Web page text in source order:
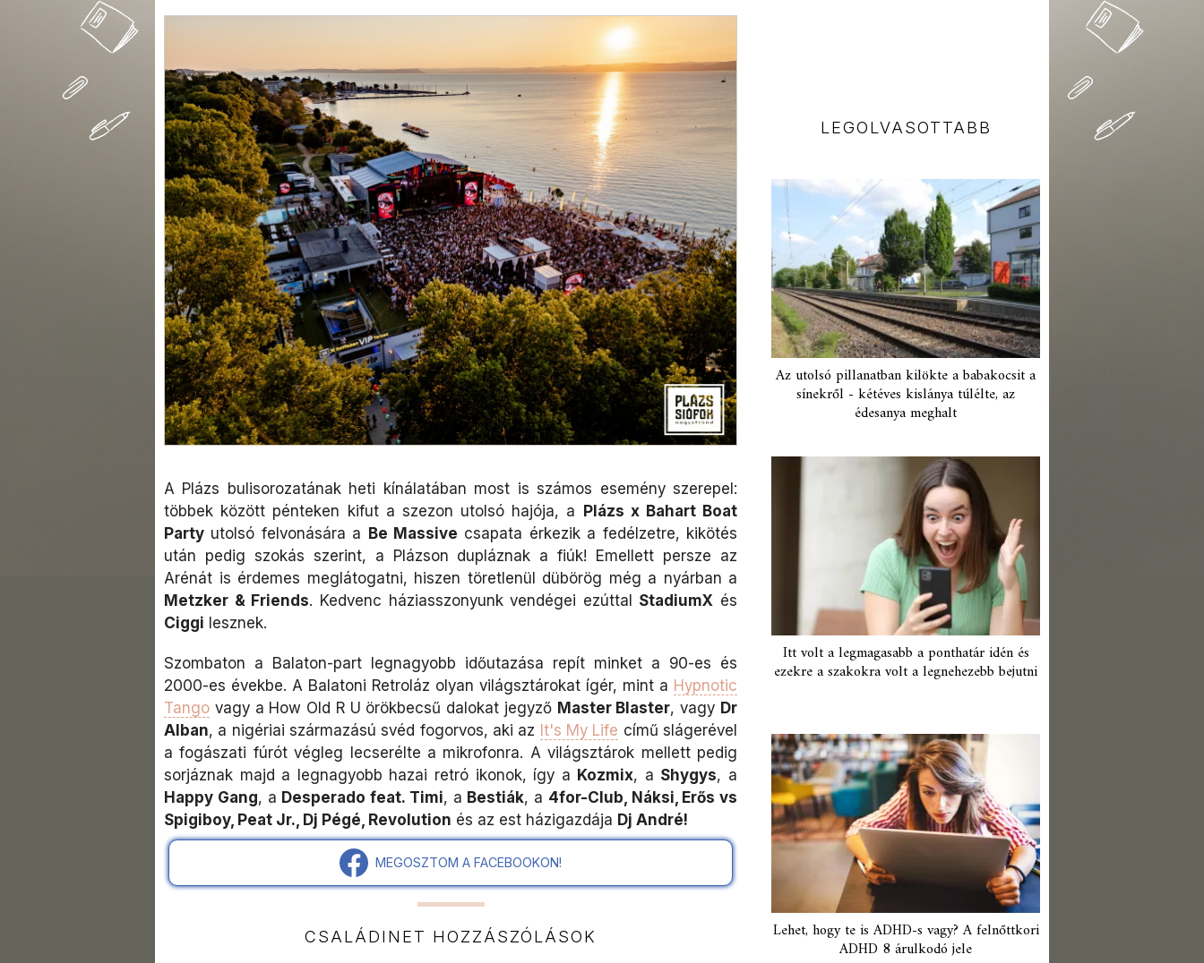
A Plázs bulisorozatának heti kínálatában most is számos esemény szerepel:
többek között pénteken kifut a szezon utolsó hajója, a Plázs x Bahart Boat
Party utolsó felvonására a Be Massive csapata érkezik a fedélzetre, kikötés
után pedig szokás szerint, a Plázson dupláznak a fiúk! Emellett persze az
Arénát is érdemes meglátogatni, hiszen töretlenül dübörög még a nyárban a
Metzker & Friends. Kedvenc háziasszonyunk vendégei ezúttal StadiumX és
Ciggi lesznek.
Szombaton a Balaton-part legnagyobb időutazása repít minket a 90-es és
2000-es évekbe. A Balatoni Retroláz olyan világsztárokat ígér, mint a Hypnotic
Tango vagy a How Old R U örökbecsű dalokat jegyző Master Blaster, vagy Dr
Alban, a nigériai származású svéd fogorvos, aki az It's My Life című slágerével
a fogászati fúrót végleg lecserélte a mikrofonra. A világsztárok mellett pedig
sorjáznak majd a legnagyobb hazai retró ikonok, így a Kozmix, a Shygys, a
Happy Gang, a Desperado feat. Timi, a Bestiák, a 4for-Club, Náksi, Erős vs
Spigiboy, Peat Jr., Dj Pégé, Revolution és az est házigazdája Dj André!
MEGOSZTOM A FACEBOOKON!
CSALÁDINET HOZZÁSZÓLÁSOK
LEGOLVASOTTABB
Az utolsó pillanatban kilökte a babakocsit a
sínekről - kétéves kislánya túlélte, az
édesanya meghalt
Itt volt a legmagasabb a ponthatár idén és
ezekre a szakokra volt a legnehezebb bejutni
Lehet, hogy te is ADHD-s vagy? A felnőttkori
ADHD 8 árulkodó jele